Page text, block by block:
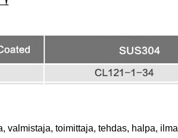
valmistaja, toimittaja, tehdas, halpa,